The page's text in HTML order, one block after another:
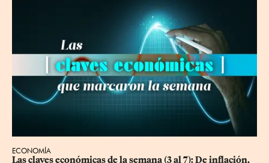
ECONOMÍA
Las claves económicas de la semana (3 al 7): De inflación,